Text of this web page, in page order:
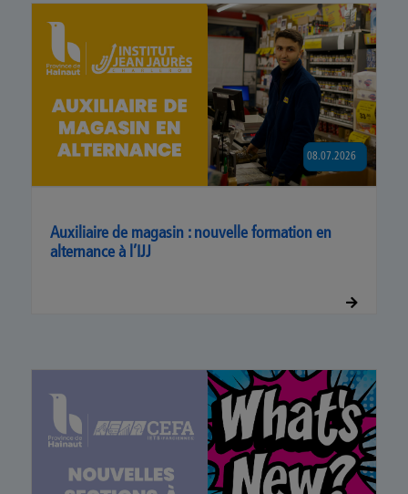
Auxiliaire de magasin : nouvelle formation en
alternance à l’IJJ
08.07.2026